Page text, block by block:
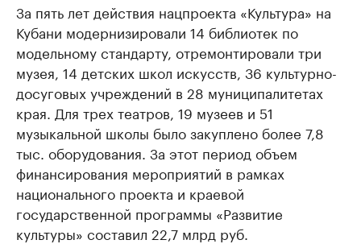
За пять лет действия нацпроекта «Культура» на
Кубани модернизировали 14 библиотек по
модельному стандарту, отремонтировали три
музея, 14 детских школ искусств, 36 культурно-
досуговых учреждений в 28 муниципалитетах
края. Для трех театров, 19 музеев и 51
музыкальной школы было закуплено более 7,8
тыс. оборудования. За этот период объем
финансирования мероприятий в рамках
национального проекта и краевой
государственной программы «Развитие
культуры» составил 22,7 млрд руб.